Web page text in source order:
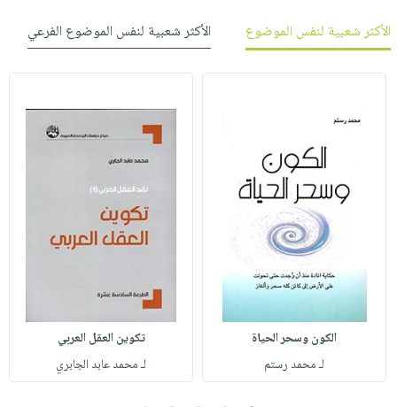
الأكثر شعبية لنفس الموضوع
الأكثر شعبية لنفس الموضوع الفرعي
الكون وسحر الحياة
لـ محمد رستم
تكوين العقل العربي
لـ محمد عابد الجابري